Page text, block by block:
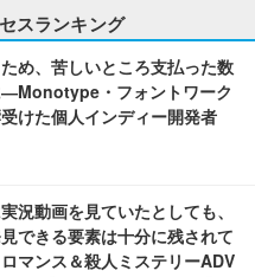
スランキング
め、苦しいところ支払った数
―Monotype・フォントワーク
けた個人インディー開発者
況動画を見ていたとしても、
できる要素は十分に残されて
マンス＆殺人ミステリーADV